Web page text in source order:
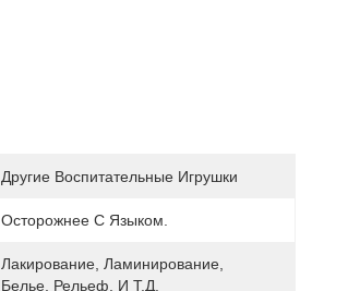
Другие Воспитательные Игрушки
Осторожнее С Языком.
Лакирование, Ламинирование,
Белье, Рельеф, И Т.д.